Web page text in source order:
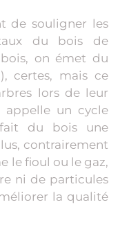
de souligner les
du bois de
on émet du
certes, mais ce
lors de leur
appelle un cycle
du bois une
contrairement
le fioul ou le gaz,
ni de particules
la qualité